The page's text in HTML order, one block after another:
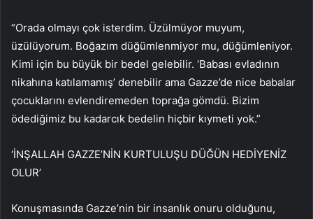
“Orada olmayı çok isterdim. Üzülmüyor muyum,
üzülüyorum. Boğazım düğümlenmiyor mu, düğümleniyor.
Kimi için bu büyük bir bedel gelebilir. ‘Babası evladının
nikahına katılamamış’ denebilir ama Gazze’de nice babalar
çocuklarını evlendiremeden toprağa gömdü. Bizim
ödediğimiz bu kadarcık bedelin hiçbir kıymeti yok.”
‘İNŞALLAH GAZZE’NİN KURTULUŞU DÜĞÜN HEDİYENİZ
OLUR’
Konuşmasında Gazze’nin bir insanlık onuru olduğunu,